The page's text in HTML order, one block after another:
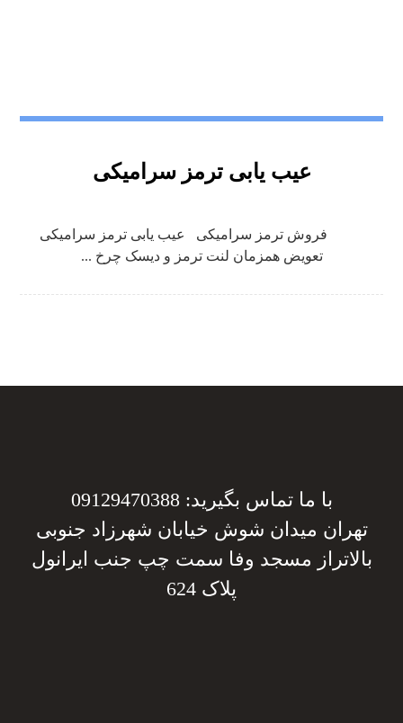
عیب یابی ترمز سرامیکی
فروش ترمز سرامیکی عیب یابی ترمز سرامیکی
تعویض همزمان لنت ترمز و دیسک چرخ ...
با ما تماس بگیرید: 09129470388
تهران میدان شوش خیابان شهرزاد جنوبی
بالاتراز مسجد وفا سمت چپ جنب ایرانول
پلاک 624